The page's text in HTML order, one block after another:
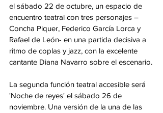
el sábado 22 de octubre, un espacio de
encuentro teatral con tres personajes –
Concha Piquer, Federico García Lorca y
Rafael de León- en una partida decisiva a
ritmo de coplas y jazz, con la excelente
cantante Diana Navarro sobre el escenario.
La segunda función teatral accesible será
'Noche de reyes' el sábado 26 de
noviembre. Una versión de la una de las